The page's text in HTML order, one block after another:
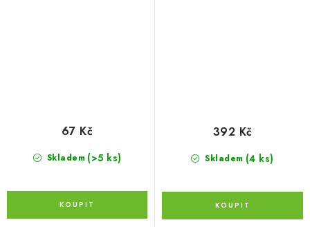
Skladem (>5 ks)
67 Kč
Skladem (4 ks)
392 Kč